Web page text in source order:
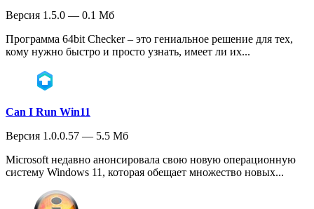
Версия 1.5.0 — 0.1 Мб
Программа 64bit Checker – это гениальное решение для тех,
кому нужно быстро и просто узнать, имеет ли их...
Can I Run Win11
Версия 1.0.0.57 — 5.5 Мб
Microsoft недавно анонсировала свою новую операционную
систему Windows 11, которая обещает множество новых...